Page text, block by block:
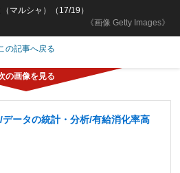
《画像 Getty Images》
マルシャ）（17/19）
この記事へ戻る
ータの統計・分析/有給消化率高